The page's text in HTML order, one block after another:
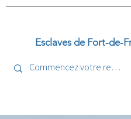
Esclaves de Fort-de-